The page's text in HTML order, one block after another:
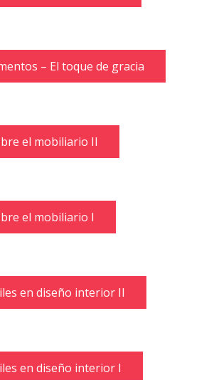
– El toque de gracia
el mobiliario II
el mobiliario I
en diseño interior II
en diseño interior I